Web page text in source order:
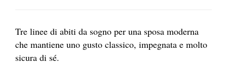
Tre linee di abiti da sogno per una sposa moderna
che mantiene uno gusto classico, impegnata e molto
sicura di sé.